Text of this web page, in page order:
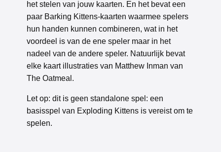
het stelen van jouw kaarten. En het bevat een
paar Barking Kittens-kaarten waarmee spelers
hun handen kunnen combineren, wat in het
voordeel is van de ene speler maar in het
nadeel van de andere speler. Natuurlijk bevat
elke kaart illustraties van Matthew Inman van
The Oatmeal.
Let op: dit is geen standalone spel: een
basisspel van Exploding Kittens is vereist om te
spelen.